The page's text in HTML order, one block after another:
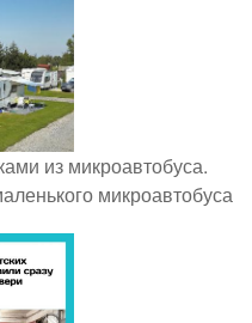
из микроавтобуса.
микроавтобуса